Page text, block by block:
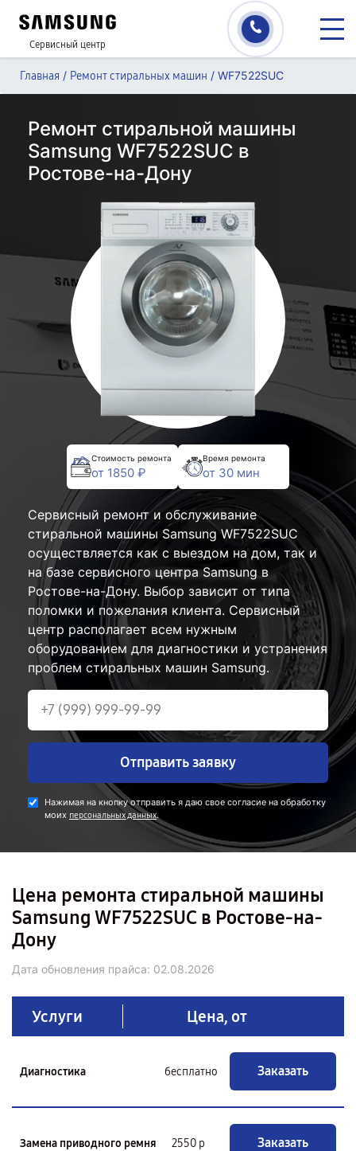
Сервисный центр
Главная / Ремонт стиральных машин / WF7522SUC
Ремонт стиральной машины
Samsung WF7522SUC в
Ростове-на-Дону
Стоимость ремонта
от 1850 ₽
Время ремонта
от 30 мин
Сервисный ремонт и обслуживание
стиральной машины Samsung WF7522SUC
осуществляется как с выездом на дом, так и
на базе сервисного центра Samsung в
Ростове-на-Дону. Выбор зависит от типа
поломки и пожелания клиента. Сервисный
центр располагает всем нужным
оборудованием для диагностики и устранения
проблем стиральных машин Samsung.
Отправить заявку
Нажимая на кнопку отправить я даю свое согласие на обработку
моих персональных данных.
Цена ремонта стиральной машины
Samsung WF7522SUC в Ростове-на-
Дону
Дата обновления прайса: 02.08.2026
Услуги Цена, от
Диагностика бесплатно Заказать
Замена приводного ремня 2550 р Заказать